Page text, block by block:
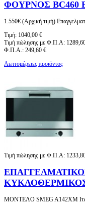
ΦΟΥΡΝΟΣ BC460
1.550€ (Αρχική τιμή)
Τιμή: 1040,00 €
Τιμή πώλησης με Φ.Π.Α:
Φ.Π.Α.: 249,60 €
Λεπτομέρειες προϊόντος
Τιμή πώλησης με Φ.Π.Α:
ΚΥΚΛΟΘΕΡΜΙΚΟΣ
ΜΟΝΤΕΛΟ SMEG A142XM